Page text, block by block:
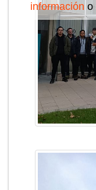
información o